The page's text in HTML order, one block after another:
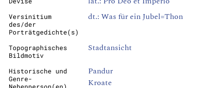
Versinitium
des/der
Porträtgedichte(s)
dt.: Was für ein Jubel=Thon
Topographisches
Bildmotiv
Stadtansicht
Historische und
Genre-
Pandur
Kroate